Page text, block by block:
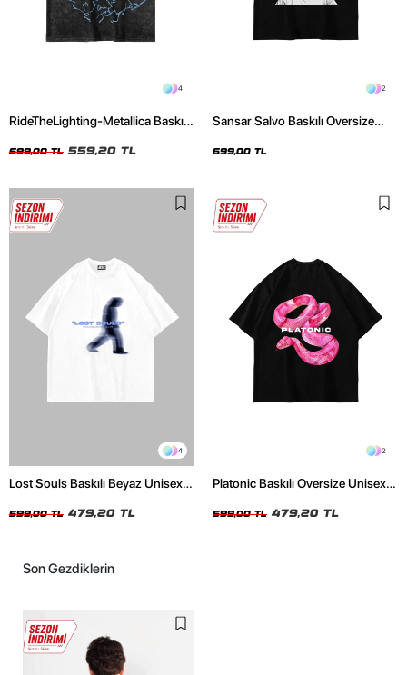
4
RideTheLighting-Metallica Baskılı
Tshirt
699,00 TL 559,20 TL
2
Sansar Salvo Baskılı Oversize
699,00 TL
4
Lost Souls Baskılı Beyaz Unisex
599,00 TL 479,20 TL
2
Platonic Baskılı Oversize Unisex
599,00 TL 479,20 TL
Son Gezdiklerin